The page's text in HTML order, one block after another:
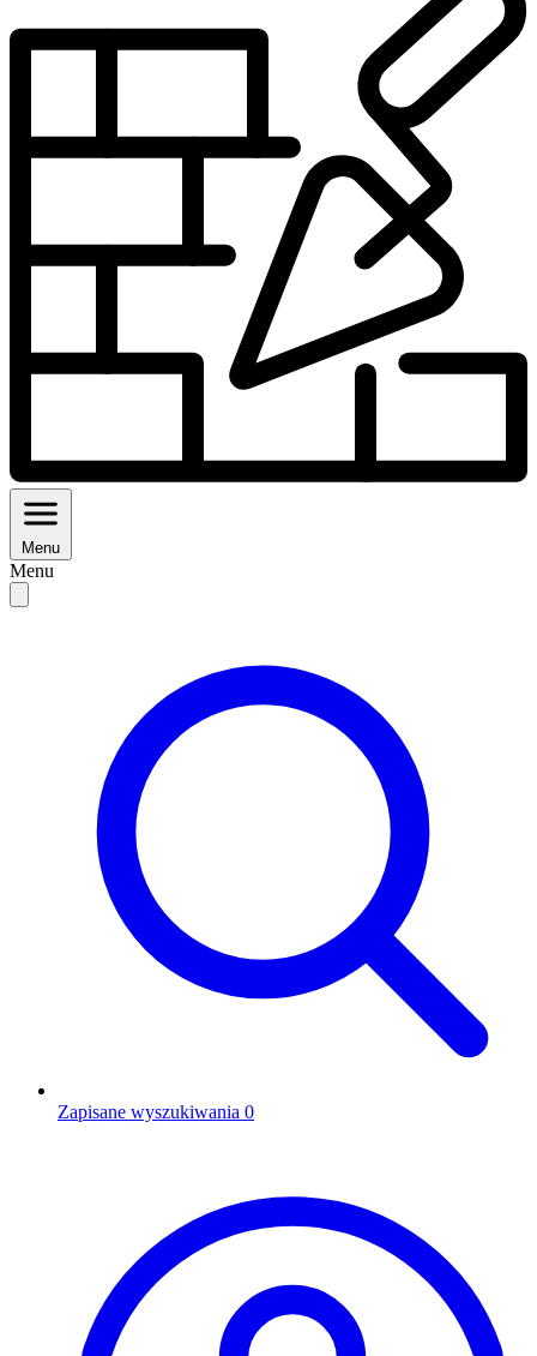
Menu
Menu
Zapisane wyszukiwania 0